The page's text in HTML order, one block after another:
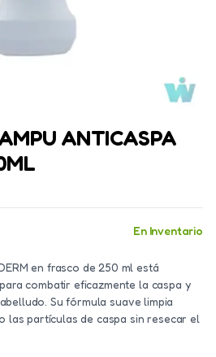
ANTICASPA
En Inventario
en frasco de 250 ml está
combatir eficazmente la caspa y
Su fórmula suave limpia
las partículas de caspa sin resecar el